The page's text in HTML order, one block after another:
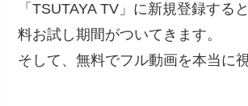
「TSUTAYA TV」に新規登録する
料お試し期間がついてきます。
そして、無料でフル動画を本当に